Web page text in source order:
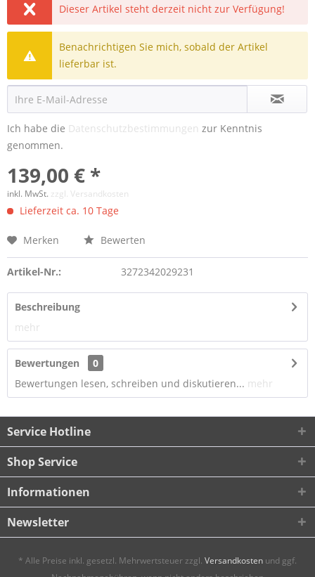
Dieser Artikel steht derzeit nicht zur Verfügung!
Benachrichtigen Sie mich, sobald der Artikel
lieferbar ist.
Ich habe die Datenschutzbestimmungen zur Kenntnis
genommen.
139,00 € *
inkl. MwSt. zzgl. Versandkosten
Lieferzeit ca. 10 Tage
Merken Bewerten
Artikel-Nr.: 3272342029231
Beschreibung
mehr
Bewertungen
0
Bewertungen lesen, schreiben und diskutieren... mehr
Service Hotline
Shop Service
Informationen
Newsletter
* Alle Preise inkl. gesetzl. Mehrwertsteuer zzgl. Versandkosten und ggf.